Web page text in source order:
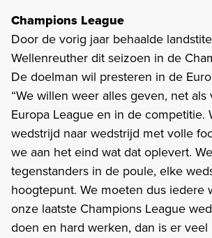
Champions League
Door de vorig jaar behaalde
Wellenreuther dit seizoen in de
De doelman wil presteren in de
“We willen weer alles geven, net
Europa League en in de competitie.
wedstrijd naar wedstrijd met volle
we aan het eind wat dat oplevert.
tegenstanders in de poule, elke
hoogtepunt. We moeten dus iedere
onze laatste Champions League
doen en hard werken, dan is er